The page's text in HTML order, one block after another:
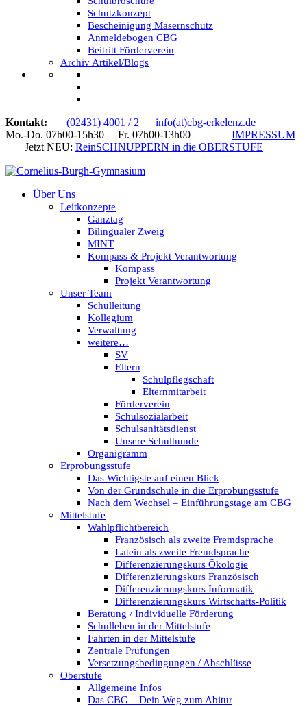
Schutzkonzept
Bescheinigung Masernschutz
Anmeldebogen CBG
Beitritt Förderverein
Archiv Artikel/Blogs
Kontakt: (02431) 4001 / 2
info(at)cbg-erkelenz.de
Mo.-Do. 07h00-15h30 Fr. 07h00-13h00 IMPRESSUM
Jetzt NEU: ReinSCHNUPPERN in die OBERSTUFE
Über Uns
Leitkonzepte
Ganztag
Bilingualer Zweig
MINT
Kompass & Projekt Verantwortung
Kompass
Projekt Verantwortung
Unser Team
Schulleitung
Kollegium
Verwaltung
weitere…
SV
Eltern
Schulpflegschaft
Elternmitarbeit
Förderverein
Schulsozialarbeit
Schulsanitätsdienst
Unsere Schulhunde
Organigramm
Erprobungsstufe
Das Wichtigste auf einen Blick
Von der Grundschule in die Erprobungsstufe
Nach dem Wechsel – Einführungstage am CBG
Mittelstufe
Wahlpflichtbereich
Französisch als zweite Fremdsprache
Latein als zweite Fremdsprache
Differenzierungskurs Ökologie
Differenzierungskurs Französisch
Differenzierungskurs Informatik
Differenzierungskurs Wirtschafts-Politik
Beratung / Individuelle Förderung
Schulleben in der Mittelstufe
Fahrten in der Mittelstufe
Zentrale Prüfungen
Versetzungsbedingungen / Abschlüsse
Oberstufe
Allgemeine Infos
Das CBG – Dein Weg zum Abitur